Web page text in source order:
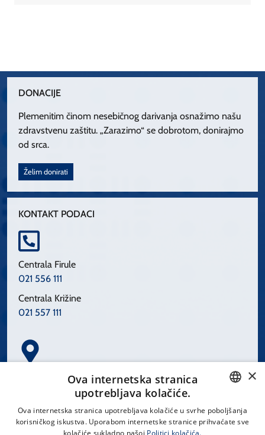
DONACIJE
Plemenitim činom nesebičnog darivanja osnažimo našu
zdravstvenu zaštitu. „Zarazimo“ se dobrotom, donirajmo
od srca.
Želim donirati
KONTAKT PODACI
Centrala Firule
021 556 111
Centrala Križine
021 557 111
Spinčićeva 1, 21000 Split
CROATIAN
×
Ova internetska stranica
upotrebljava kolačiće.
Ova internetska stranica upotrebljava kolačiće u svrhe poboljšanja
korisničkog iskustva. Uporabom internetske stranice prihvaćate sve
kolačiće sukladno našoj Politici kolačića.